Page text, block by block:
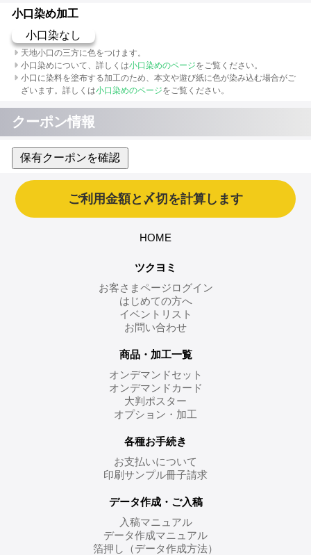
小口染め加工
小口染なし
天地小口の三方に色をつけます。
小口染めについて、詳しくは小口染めのページをご覧ください。
小口に染料を塗布する加工のため、本文や遊び紙に色が染み込む場合がご
ざいます。詳しくは小口染めのページをご覧ください。
クーポン情報
保有クーポンを確認
HOME
ツクヨミ
お客さまページログイン
はじめての方へ
イベントリスト
お問い合わせ
商品・加工一覧
オンデマンドセット
オンデマンドカード
大判ポスター
オプション・加工
各種お手続き
お支払いについて
印刷サンプル冊子請求
データ作成・ご入稿
入稿マニュアル
データ作成マニュアル
箔押し（データ作成方法）